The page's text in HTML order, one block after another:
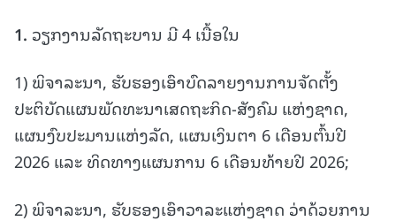
1. ວຽກງານລັດຖະບານ ມີ 4 ເນື້ອໃນ
1) ພິຈາລະນາ, ຮັບຮອງເອົາບົດລາຍງານການຈັດຕັ້ງ
ປະຕິບັດແຜນພັດທະນາເສດຖະກິດ-ສັງຄົມ ແຫ່ງຊາດ,
ແຜນງົບປະມານແຫ່ງລັດ, ແຜນເງິນຕາ 6 ເດືອນຕົ້ນປີ
2026 ແລະ ທິດທາງແຜນການ 6 ເດືອນທ້າຍປີ 2026;
2) ພິຈາລະນາ, ຮັບຮອງເອົາວາລະແຫ່ງຊາດ ວ່າດ້ວຍການ